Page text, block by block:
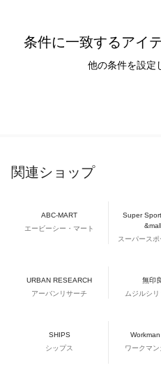
条件に一致するアイ
他の条件を設定
関連ショップ
ABC-MART
エービーシー・マート
Super
スーパース
URBAN RESEARCH
アーバンリサーチ
無印
ムジルシ
SHIPS
シップス
ワークマ